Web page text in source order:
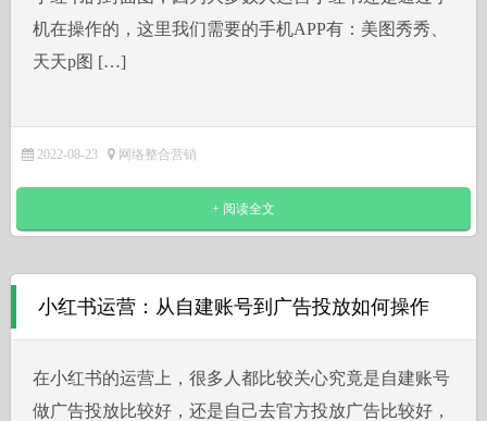
机在操作的，这里我们需要的手机APP有：美图秀秀、
天天p图 […]
2022-08-23 网络整合营销
+ 阅读全文
小红书运营：从自建账号到广告投放如何操作
在小红书的运营上，很多人都比较关心究竟是自建账号
做广告投放比较好，还是自己去官方投放广告比较好，